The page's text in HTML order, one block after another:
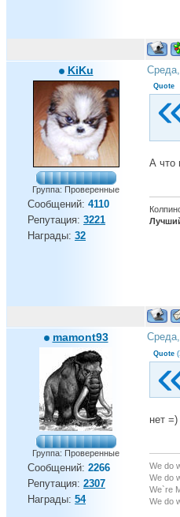
KiKu
Группа: Проверенные
Сообщений: 4110
Репутация: 3221
Награды: 32
Quote
А что
mamont93
Группа: Проверенные
Сообщений: 2266
Репутация: 2307
Награды: 54
Quote (
нет =)
We do
We do
We`re
We do